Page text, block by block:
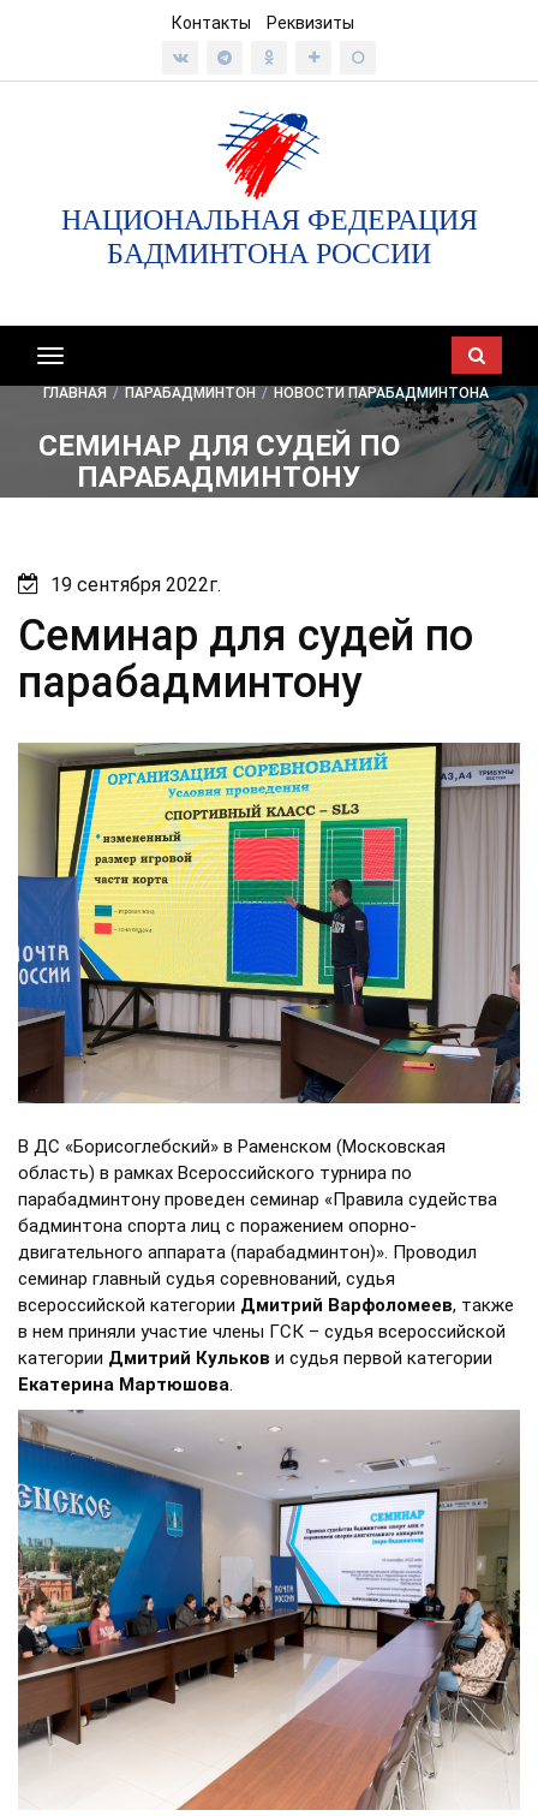
Контакты Реквизиты
НАЦИОНАЛЬНАЯ ФЕДЕРАЦИЯ
БАДМИНТОНА РОССИИ
Показать/
скрыть
ГЛАВНАЯ / ПАРАБАДМИНТОН / НОВОСТИ ПАРАБАДМИНТОНА
СЕМИНАР ДЛЯ СУДЕЙ ПО
ПАРАБАДМИНТОНУ
19 сентября 2022г.
Семинар для судей по
парабадминтону
В ДС «Борисоглебский» в Раменском (Московская
область) в рамках Всероссийского турнира по
парабадминтону проведен семинар «Правила судейства
бадминтона спорта лиц с поражением опорно-
двигательного аппарата (парабадминтон)». Проводил
семинар главный судья соревнований, судья
всероссийской категории Дмитрий Варфоломеев, также
в нем приняли участие члены ГСК – судья всероссийской
категории Дмитрий Кульков и судья первой категории
Екатерина Мартюшова.